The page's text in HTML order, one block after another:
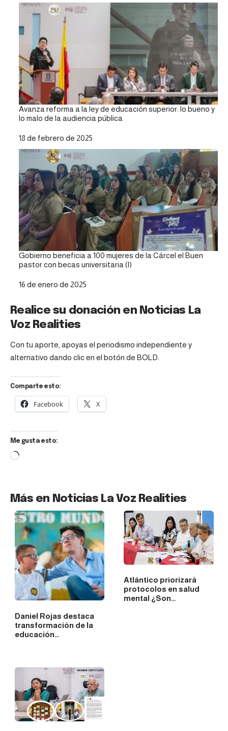
Avanza reforma a la ley de educación superior: lo bueno y
lo malo de la audiencia pública
Fecha
18 de febrero de 2025
Gobierno beneficia a 100 mujeres de la Cárcel el Buen
pastor con becas universitaria (I)
Fecha
16 de enero de 2025
Realice su donación en Noticias La
Voz Realities
Con tu aporte, apoyas el periodismo independiente y
alternativo dando clic en el botón de BOLD:
Comparte esto:
Facebook X
Me gusta esto:
Más en Noticias La Voz Realities
Daniel Rojas destaca
transformación de la
educación…
Atlántico priorizará
protocolos en salud
mental ¿Son…